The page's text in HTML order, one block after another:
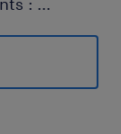
:
gérer
à la